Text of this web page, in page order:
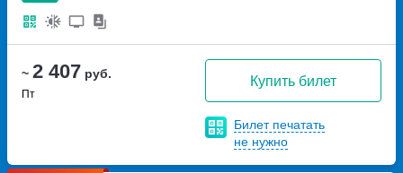
~ 2 407 руб.
Пт
Купить билет
Билет печатать
не нужно